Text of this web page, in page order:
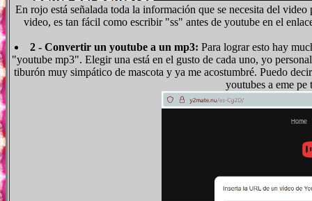
En rojo está señalada toda la información que se necesita del
video, es tan fácil como escribir "ss" antes de youtube en el
2 - Convertir un youtube a un mp3: Para lograr esto hay
"youtube mp3". Elegir una está en el gusto de cada uno, yo
tiburón muy simpático de mascota y ya me acostumbré. Puedo
youtubes a eme pe